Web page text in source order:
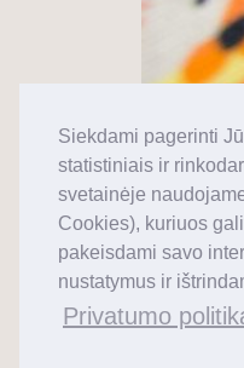
Siekdami pagerinti
statistiniais ir
svetainėje
Cookies), kuriuos
pakeisdami savo
nustatymus ir
Privatumo